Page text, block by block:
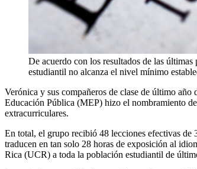
De acuerdo con los resultados de las
estudiantil no alcanza el nivel mínimo
Verónica y sus compañeros de clase de último
Educación Pública (MEP) hizo el nombramiento
extracurriculares.
En total, el grupo recibió 48 lecciones efectivas de
traducen en tan solo 28 horas de exposición al
Rica (UCR) a toda la población estudiantil de